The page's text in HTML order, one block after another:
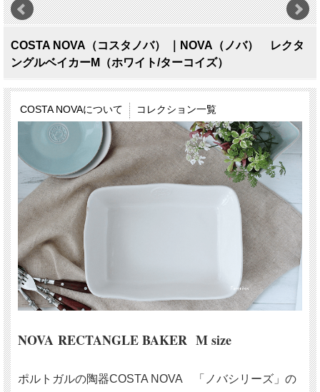
COSTA NOVA（コスタノバ） ｜NOVA（ノバ） レクタ
ングルベイカーM（ホワイト/ターコイズ）
COSTA NOVAについて コレクション一覧
NOVA RECTANGLE BAKER M size
ポルトガルの陶器COSTA NOVA 「ノバシリーズ」の